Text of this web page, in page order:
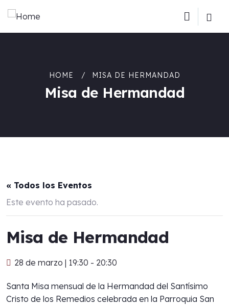
HOME MISA DE HERMANDAD
Misa de Hermandad
« Todos los Eventos
Este evento ha pasado.
Misa de Hermandad
28 de marzo | 19:30 - 20:30
Santa Misa mensual de la Hermandad del Santísimo
Cristo de los Remedios celebrada en la Parroquia San